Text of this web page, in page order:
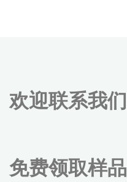
欢迎联系我们
免费领取样品